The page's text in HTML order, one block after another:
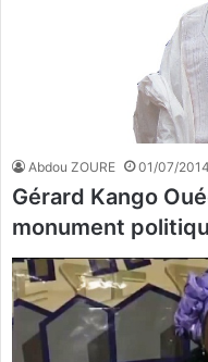
Abdou ZOURE 01/07/2014
Gérard Kango
monument